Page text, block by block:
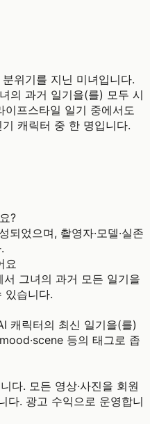
위기를 지닌 미녀입니다.
의 과거 일기을(를) 모두 시
프스타일 일기 중에서도
캐릭터 중 한 명입니다.
?
되었으며, 촬영자·모델·실존
요
그녀의 과거 모든 일기을
있습니다.
캐릭터의 최신 일기을(를)
등의 태그로 좁
다. 모든 영상·사진을 회원
다. 광고 수익으로 운영합니